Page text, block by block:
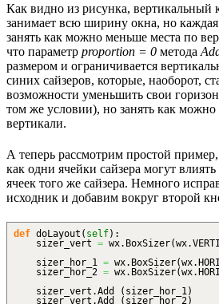
Как видно из рисунка, вертикальный
занимает всю ширину окна, но каждая
занять как можно меньше места по
что параметр proportion = 0 метода
размером и ограничивается
синих сайзеров, которые, наоборот,
возможности уменьшить свои
том же условии), но занять как
вертикали.
А теперь рассмотрим простой
как одни ячейки сайзера могут
ячеек того же сайзера. Немного
исходник и добавим вокруг второй
def doLayout ( self) :
sizer_vert = wx. BoxSizer(wx.
sizer_hor_1 = wx. BoxSizer(wx.
sizer_hor_2 = wx. BoxSizer(wx.
sizer_vert.Add ( sizer_hor_1)
sizer_vert.Add ( sizer_hor_2)